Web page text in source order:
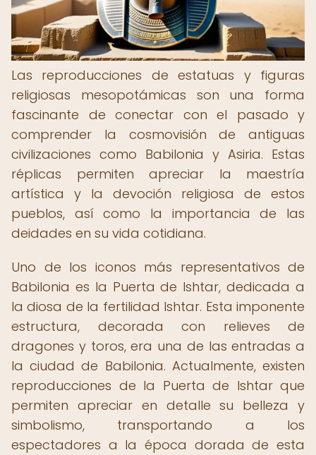
Las reproducciones de estatuas y figuras
religiosas mesopotámicas son una forma
fascinante de conectar con el pasado y
comprender la cosmovisión de antiguas
civilizaciones como Babilonia y Asiria. Estas
réplicas permiten apreciar la maestría
artística y la devoción religiosa de estos
pueblos, así como la importancia de las
deidades en su vida cotidiana.
Uno de los iconos más representativos de
Babilonia es la Puerta de Ishtar, dedicada a
la diosa de la fertilidad Ishtar. Esta imponente
estructura, decorada con relieves de
dragones y toros, era una de las entradas a
la ciudad de Babilonia. Actualmente, existen
reproducciones de la Puerta de Ishtar que
permiten apreciar en detalle su belleza y
simbolismo, transportando a los
espectadores a la época dorada de esta